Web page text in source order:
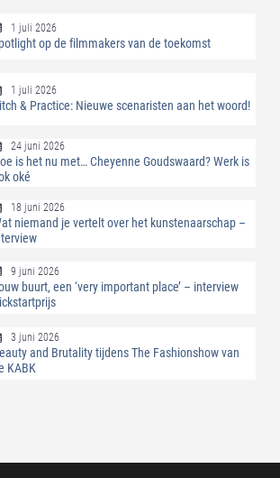
1 juli 2026
op de filmmakers van de toekomst
1 juli 2026
& Practice: Nieuwe scenaristen aan het woord!
24 juni 2026
is het nu met… Cheyenne Goudswaard? Werk is
oké
18 juni 2026
niemand je vertelt over het kunstenaarschap –
9 juni 2026
buurt, een ‘very important place’ – interview
3 juni 2026
and Brutality tijdens The Fashionshow van
KABK